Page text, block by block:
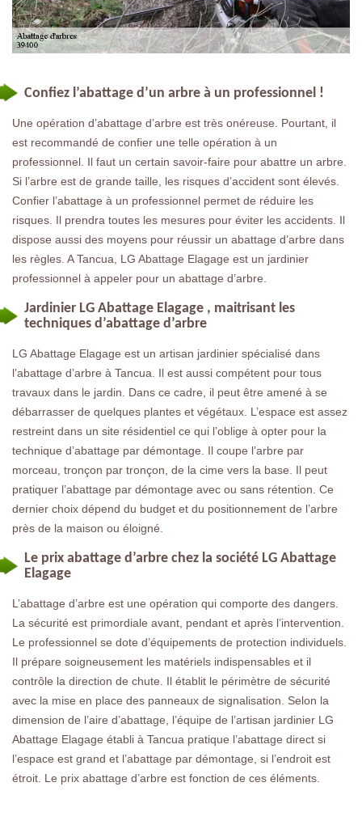
Confiez l’abattage d’un arbre à un professionnel !
Une opération d’abattage d’arbre est très onéreuse. Pourtant, il
est recommandé de confier une telle opération à un
professionnel. Il faut un certain savoir-faire pour abattre un arbre.
Si l’arbre est de grande taille, les risques d’accident sont élevés.
Confier l’abattage à un professionnel permet de réduire les
risques. Il prendra toutes les mesures pour éviter les accidents. Il
dispose aussi des moyens pour réussir un abattage d’arbre dans
les règles. A Tancua, LG Abattage Elagage est un jardinier
professionnel à appeler pour un abattage d’arbre.
Jardinier LG Abattage Elagage , maitrisant les
techniques d’abattage d’arbre
LG Abattage Elagage est un artisan jardinier spécialisé dans
l’abattage d’arbre à Tancua. Il est aussi compétent pour tous
travaux dans le jardin. Dans ce cadre, il peut être amené à se
débarrasser de quelques plantes et végétaux. L’espace est assez
restreint dans un site résidentiel ce qui l’oblige à opter pour la
technique d’abattage par démontage. Il coupe l’arbre par
morceau, tronçon par tronçon, de la cime vers la base. Il peut
pratiquer l’abattage par démontage avec ou sans rétention. Ce
dernier choix dépend du budget et du positionnement de l’arbre
près de la maison ou éloigné.
Le prix abattage d’arbre chez la société LG Abattage
Elagage
L’abattage d’arbre est une opération qui comporte des dangers.
La sécurité est primordiale avant, pendant et après l’intervention.
Le professionnel se dote d’équipements de protection individuels.
Il prépare soigneusement les matériels indispensables et il
contrôle la direction de chute. Il établit le périmètre de sécurité
avec la mise en place des panneaux de signalisation. Selon la
dimension de l’aire d’abattage, l’équipe de l’artisan jardinier LG
Abattage Elagage établi à Tancua pratique l’abattage direct si
l’espace est grand et l’abattage par démontage, si l’endroit est
étroit. Le prix abattage d’arbre est fonction de ces éléments.